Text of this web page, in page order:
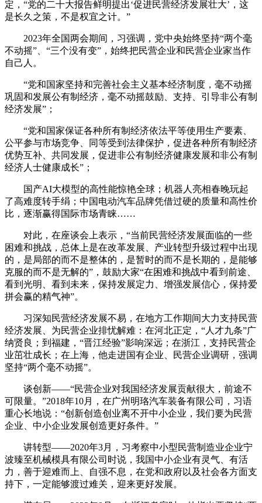
定，“党的二十大报告鲜明提出‘促进民营经济发展壮大’，这
是长久之策，不是权宜之计。”
2023年全国两会期间，习强调，党中央始终坚持“两个毫
不动摇”、“三个没有变”，始终把民营企业和民营企业家当作
自己人。
“党和国家坚持和完善社会主义基本经济制度，毫不动摇
巩固和发展公有制经济，毫不动摇鼓励、支持、引导非公有制
经济发展”；
“党和国家保证各种所有制经济依法平等使用生产要素、
公平参与市场竞争、同等受到法律保护，促进各种所有制经济
优势互补、共同发展，促进非公有制经济健康发展和非公有制
经济人士健康成长”；
国产AI大模型的高性能惊艳全球；机器人亮相春晚玩起
了高难度转手绢；中国电动汽车品牌凭借过硬的质量和高性价
比，逐渐赢得国际市场青睐……
对此，在座谈会上表示，“当前民营经济发展面临的一些
困难和挑战，总体上是在改革发展、产业转型升级过程中出现
的，是局部的而不是整体的，是暂时的而不是长期的，是能够
克服的而不是无解的”，鼓励大家“在困难和挑战中看到前途、
看到光明、看到未来，保持发展定力、增强发展信心，保持爱
拼会赢的精气神”。
习深知民营经济发展不易，在地方工作期间大力支持民营
经济发展、为民营企业排忧解难：在河北正定，“人才九条”广
纳贤良；到福建，“晋江经验”影响深远；在浙江，支持民营企
业茁壮成长；在上海，他走进国有企业、民营企业调研，强调
坚持“两个毫不动摇”。
谈创新——“民营企业对我国经济发展贡献很大，前途不
可限量。”2018年10月，在广州明珞汽车装备有限公司，习语
重心长地说：“创新创造创业离不开中小企业，我们要为民营
企业、中小企业发展创造更好条件。”
讲转型——2020年3月，习考察中小型民营制造业企业宁
波臻至机械模具有限公司时说，我国中小企业有灵气、有活
力，善于迎难而上、自强不息，在党和政府以及社会各方面支
持下，一定能够渡过难关，迎来更好发展。